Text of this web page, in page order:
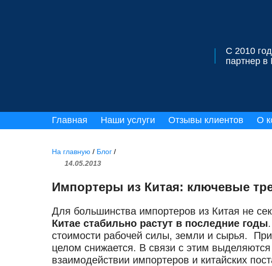
С 2010
партнер в
Главная Наши услуги Отзывы клиентов О
На главную / Блог /
14.05.2013
Импортеры из Китая: ключевые
Для большинства импортеров из Китая не
Китае стабильно растут в последние годы
стоимости рабочей силы, земли и сырья.
целом снижается. В связи с этим
взаимодействии импортеров и китайских